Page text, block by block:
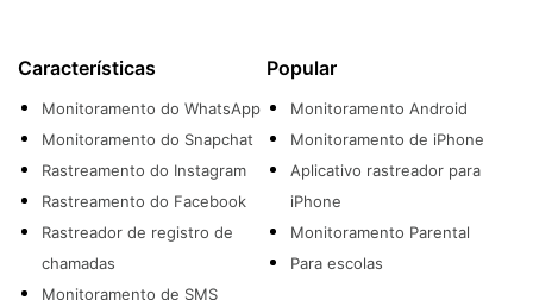
Características
Monitoramento do WhatsApp
Monitoramento do Snapchat
Rastreamento do Instagram
Rastreamento do Facebook
Rastreador de registro de
chamadas
Monitoramento de SMS
Popular
Monitoramento Android
Monitoramento de iPhone
Aplicativo rastreador para
iPhone
Monitoramento Parental
Para escolas